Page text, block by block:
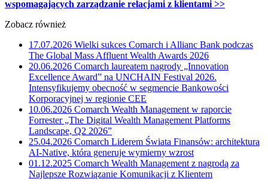
wspomagających zarządzanie relacjami z klientami >>
Zobacz również
17.07.2026 Wielki sukces Comarch i Allianc Bank podczas
The Global Mass Affluent Wealth Awards 2026
20.06.2026 Comarch laureatem nagrody „Innovation
Excellence Award” na UNCHAIN Festival 2026.
Intensyfikujemy obecność w segmencie Bankowości
Korporacyjnej w regionie CEE
10.06.2026 Comarch Wealth Management w raporcie
Forrester „The Digital Wealth Management Platforms
Landscape, Q2 2026”
25.04.2026 Comarch Liderem Świata Finansów: architektura
AI-Native, która generuje wymierny wzrost
01.12.2025 Comarch Wealth Management z nagrodą za
Najlepsze Rozwiązanie Komunikacji z Klientem